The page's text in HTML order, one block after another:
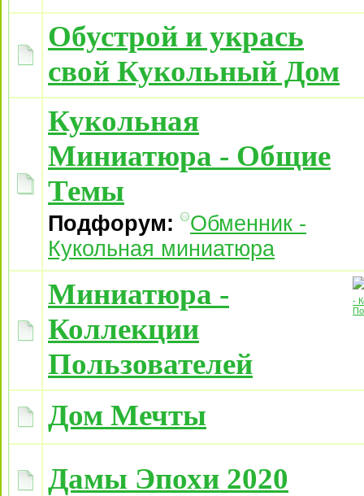
Обустрой и укрась
свой Кукольный Дом
Кукольная
Миниатюра - Общие
Темы
Подфорум:
Обменник -
Кукольная миниатюра
Миниатюра -
Коллекции
Пользователей
Дом Мечты
Дамы Эпохи 2020